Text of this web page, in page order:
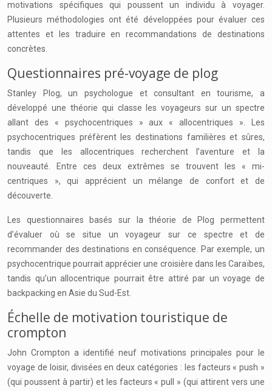
motivations spécifiques qui poussent un individu à voyager.
Plusieurs méthodologies ont été développées pour évaluer ces
attentes et les traduire en recommandations de destinations
concrètes.
Questionnaires pré-voyage de plog
Stanley Plog, un psychologue et consultant en tourisme, a
développé une théorie qui classe les voyageurs sur un spectre
allant des « psychocentriques » aux « allocentriques ». Les
psychocentriques préfèrent les destinations familières et sûres,
tandis que les allocentriques recherchent l’aventure et la
nouveauté. Entre ces deux extrêmes se trouvent les « mi-
centriques », qui apprécient un mélange de confort et de
découverte.
Les questionnaires basés sur la théorie de Plog permettent
d’évaluer où se situe un voyageur sur ce spectre et de
recommander des destinations en conséquence. Par exemple, un
psychocentrique pourrait apprécier une croisière dans les Caraïbes,
tandis qu’un allocentrique pourrait être attiré par un voyage de
backpacking en Asie du Sud-Est.
Échelle de motivation touristique de
crompton
John Crompton a identifié neuf motivations principales pour le
voyage de loisir, divisées en deux catégories : les facteurs « push »
(qui poussent à partir) et les facteurs « pull » (qui attirent vers une